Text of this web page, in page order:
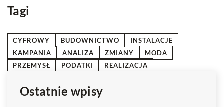
Tagi
CYFROWY BUDOWNICTWO
INSTALACJE
KAMPANIA
ANALIZA ZMIANY
MODA
PRZEMYSŁ
PODATKI REALIZACJA
Ostatnie wpisy